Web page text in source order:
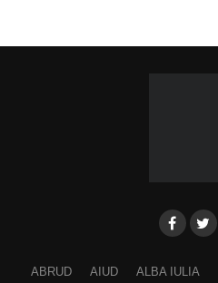
ABRUD AIUD ALBA IULIA